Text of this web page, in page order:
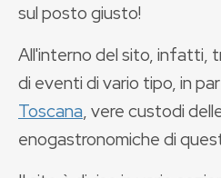
sul posto giusto!
All'interno del sito, infatti,
di eventi di vario tipo, in
Toscana, vere custodi
enogastronomiche di